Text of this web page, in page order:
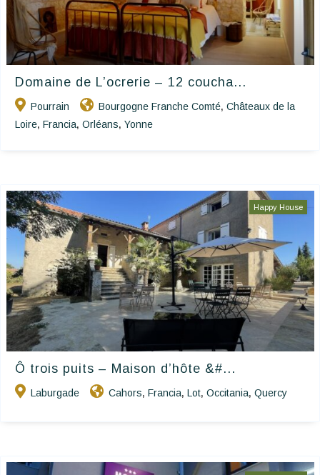
Domaine de L’ocrerie – 12 coucha...
Pourrain Bourgogne Franche Comté, Châteaux de la
Loire, Francia, Orléans, Yonne
Happy House
Ô trois puits – Maison d’hôte &#...
Laburgade Cahors, Francia, Lot, Occitania, Quercy